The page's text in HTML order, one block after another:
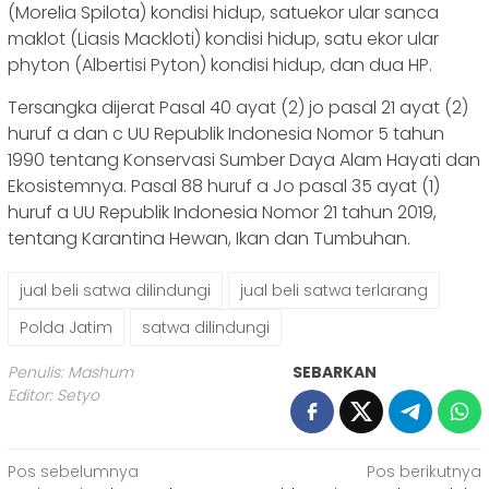
(Morelia Spilota) kondisi hidup, satuekor ular sanca
maklot (Liasis Mackloti) kondisi hidup, satu ekor ular
phyton (Albertisi Pyton) kondisi hidup, dan dua HP.
Tersangka dijerat Pasal 40 ayat (2) jo pasal 21 ayat (2)
huruf a dan c UU Republik Indonesia Nomor 5 tahun
1990 tentang Konservasi Sumber Daya Alam Hayati dan
Ekosistemnya. Pasal 88 huruf a Jo pasal 35 ayat (1)
huruf a UU Republik Indonesia Nomor 21 tahun 2019,
tentang Karantina Hewan, Ikan dan Tumbuhan.
jual beli satwa dilindungi
jual beli satwa terlarang
Polda Jatim
satwa dilindungi
Penulis: Mashum
Editor: Setyo
SEBARKAN
Navigasi
Pos sebelumnya
Pos berikutnya